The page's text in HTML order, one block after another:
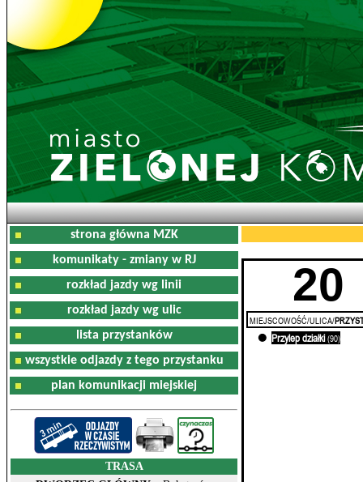
strona główna MZK
komunikaty - zmiany w RJ
rozkład jazdy wg linii
rozkład jazdy wg ulic
lista przystanków
wszystkie odjazdy z tego przystanku
plan komunikacji miejskiej
TRASA
20
MIEJSCOWOŚĆ/ULICA/
Przylep działki (90)